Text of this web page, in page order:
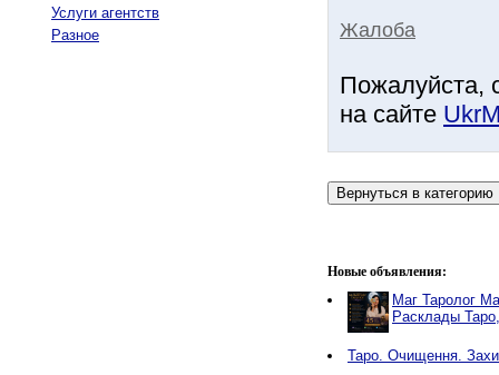
Услуги агентств
Разное
Жалоба
Пожалуйста,
на сайте
Новые объявления:
Маг Таролог
Расклады
Таро. Очищення.